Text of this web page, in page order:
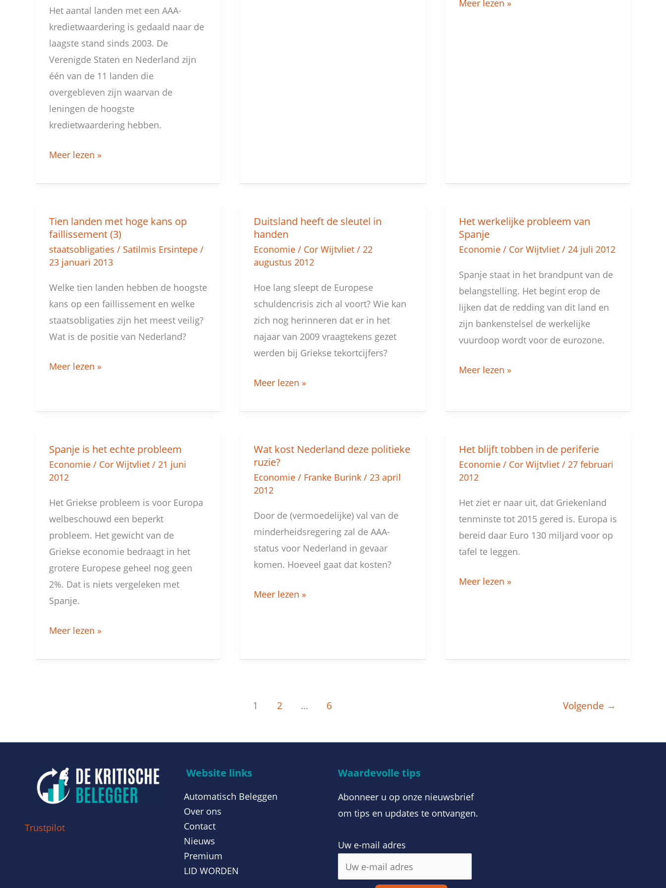
Het aantal landen met een AAA-
kredietwaardering is gedaald naar de
laagste stand sinds 2003. De
Verenigde Staten en Nederland zijn
één van de 11 landen die
overgebleven zijn waarvan de
leningen de hoogste
kredietwaardering hebben.
Meer lezen »
Meer lezen »
Tien landen met hoge kans op
faillissement (3)
staatsobligaties / Satilmis Ersintepe /
23 januari 2013
Welke tien landen hebben de hoogste
kans op een faillissement en welke
staatsobligaties zijn het meest veilig?
Wat is de positie van Nederland?
Tien
landen
met
hoge
kans
op
faillissement
(3)
Meer lezen »
Duitsland heeft de sleutel in
handen
Economie / Cor Wijtvliet/22
augustus 2012
Hoe lang sleept de Europese
schuldencrisis zich al voort? Wie kan
zich nog herinneren dat er in het
najaar van 2009 vraagtekens gezet
werden bij Griekse tekortcijfers?
Duitsland
heeft
de
sleutel
in
handen
Meer lezen »
Het werkelijke probleem van
Spanje
Economie/ Cor Wijtvliet / 24 juli 2012
Spanje staat in het brandpunt van de
belangstelling. Het begint erop de
lijken dat de redding van dit land en
zijn bankenstelsel de werkelijke
vuurdoop wordt voor de eurozone.
Het
werkelijke
probleem
van
Spanje
Meer lezen »
Spanje is het echte probleem
Economie / Cor Wijtvliet / 21 juni
2012
Het Griekse probleem is voor Europa
welbeschouwd een beperkt
probleem. Het gewicht van de
Griekse economie bedraagt in het
grotere Europese geheel nog geen
2%. Dat is niets vergeleken met
Spanje.
Spanje
is
het
echte
probleem
Meer lezen »
Wat kost Nederland deze politieke
ruzie?
Economie / Franke Burink/23 april
2012
Door de (vermoedelijke) val van de
minderheidsregering zal de AAA-
status voor Nederland in gevaar
komen. Hoeveel gaat dat kosten?
Wat
kost
Nederland
politieke
ruzie?
Meer lezen »
Het blijft tobben in de periferie
Economie/ Cor Wijtvliet / 27 februari
2012
Het ziet er naar uit, dat Griekenland
tenminste tot 2015 gered is. Europa is
bereid daar Euro 130 miljard voor op
tafel te leggen.
Het
blijft
tobben
in
de
periferie
Meer lezen »
1 2 … 6 Volgende →
Trustpilot
Website links
Automatisch Beleggen
Over ons
Contact
Nieuws
Premium
LID WORDEN
Waardevolle tips
Abonneer u op onze nieuwsbrief
om tips en updates te ontvangen.
Uw e-mail adres